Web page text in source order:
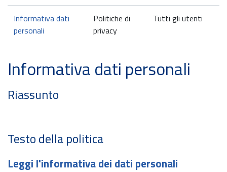
Informativa dati
personali
Politiche di
privacy
Tutti gli utenti
Informativa dati personali
Riassunto
Testo della politica
Leggi l'informativa dei dati personali